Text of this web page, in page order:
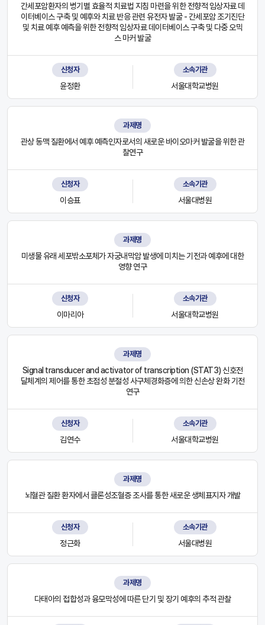
간세포암환자의 병기별 효율적 치료법 지침 마련을 위한 전향적 임상자료 데
이터베이스 구축 및 예후와 치료 반응 관련 유전자 발굴 - 간세포암 조기진단
및 치료 예후 예측을 위한 전향적 임상자료 데이터베이스 구축 및 다중 오믹
스 마커 발굴
신청자
윤정환
소속기관
서울대학교병원
과제명
관상 동맥 질환에서 예후 예측인자로서의 새로운 바이오마커 발굴을 위한 관
찰연구
신청자
이승표
소속기관
서울대병원
과제명
미생물 유래 세포밖소포체가 자궁내막암 발생에 미치는 기전과 예후에 대한
영향 연구
신청자
이마리아
소속기관
서울대학교병원
과제명
Signal transducer and activator of transcription (STAT3) 신호전
달체계의 제어를 통한 초점성 분절성 사구체경화증에 의한 신손상 완화 기전
연구
신청자
김연수
소속기관
서울대학교병원
과제명
뇌혈관 질환 환자에서 클론성조혈증 조사를 통한 새로운 생체표지자 개발
신청자
정근화
소속기관
서울대병원
과제명
다태아의 접합성과 융모막성에 따른 단기 및 장기 예후의 추적 관찰